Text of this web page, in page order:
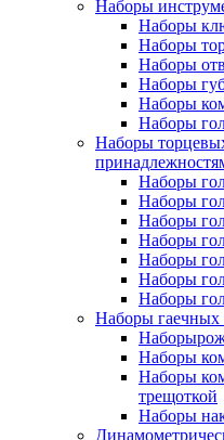
Наборы
Наборы
Наборы
Наборы
Наборы
Наборы
Наборы
Наборы
Наборы
Наборы
Наборы
Наборы
Наборы
Наборы
Наборы
Наборы гаечных
Наборы
Наборы
трещоткой
Наборы